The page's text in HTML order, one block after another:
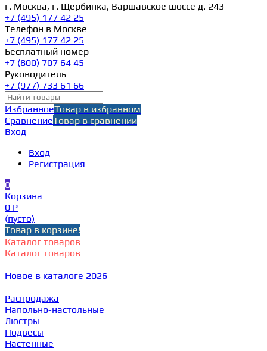
г. Москва, г. Щербинка, Варшавское шоссе д. 243
+7 (495) 177 42 25
Телефон в Москве
+7 (495) 177 42 25
Бесплатный номер
+7 (800) 707 64 45
Руководитель
+7 (977) 733 61 66
ИзбранноеТовар в избранном
СравнениеТовар в сравнении
Вход
Вход
Регистрация
0
Корзина
0 ₽
(пусто)
Товар в корзине!
Каталог товаров
Каталог товаров
Новое в каталоге 2026
Распродажа
Напольно-настольные
Люстры
Подвесы
Настенные